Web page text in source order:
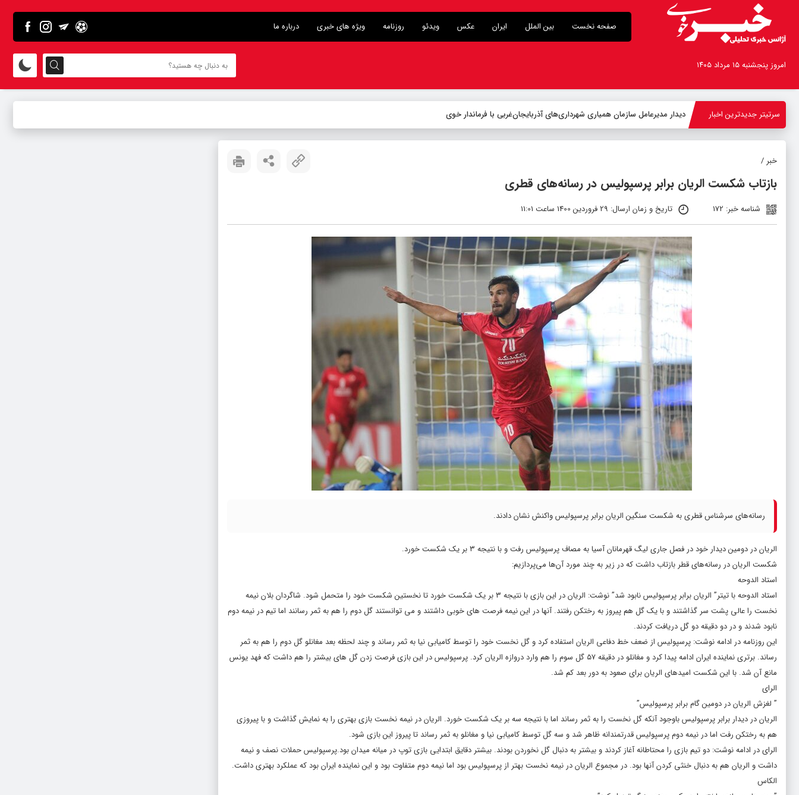
صفحه نخست بین الملل ایران عکس ویدئو روزنامه ویژه های خبری درباره ما
امروز پنجشنبه ۱۵ مرداد ۱۴۰۵
سرتیتر جدیدترین اخبار -
خبر /
بازتاب شکست الریان برابر پرسپولیس در رسانه‌های قطری
شناسه خبر: 172 تاریخ و زمان ارسال: 29 فروردین 1400 ساعت 11:01
رسانه‌های سرشناس قطری به شکست سنگین الریان برابر پرسپولیس واکنش نشان دادند.
الریان در دومین دیدار خود در فصل جاری لیگ قهرمانان آسیا به مصاف پرسپولیس رفت و با نتیجه ۳ بر یک شکست خورد.
شکست الریان در رسانه‌های قطر بازتاب داشت که در زیر به چند مورد آن‌ها می‌پردازیم:
استاد الدوحه
استاد الدوحه با تیتر” الریان برابر پرسپولیس نابود شد” نوشت: الریان در این بازی با نتیجه ۳ بر یک شکست خورد تا نخستین شکست خود را متحمل شود. شاگردان بلان نیمه
نخست را عالی پشت سر گذاشتند و با یک گل هم پیروز به رختکن رفتند. آنها در این نیمه فرصت های خوبی داشتند و می توانستند گل دوم را هم به ثمر رسانند اما تیم در نیمه دوم
نابود شدند و در دو دقیقه دو گل دریافت کردند.
این روزنامه در ادامه نوشت: پرسپولیس از ضعف خط دفاعی الریان استفاده کرد و گل نخست خود را توسط کامیابی نیا به ثمر رساند و چند لحظه بعد مغانلو گل دوم را هم به ثمر
رساند. برتری نماینده ایران ادامه پیدا کرد و مغانلو در دقیقه ۵۷ گل سوم را هم وارد دروازه الریان کرد. پرسپولیس در این بازی فرصت زدن گل های بیشتر را هم داشت که فهد یونس
مانع آن شد. با این شکست امیدهای الریان برای صعود به دور بعد کم شد.
الرای
” لغزش الریان در دومین گام برابر پرسپولیس”
الریان در دیدار برابر پرسپولیس باوجود آنکه گل نخست را به ثمر رساند اما با نتیجه سه بر یک شکست خورد. الریان در نیمه نخست بازی بهتری را به نمایش گذاشت و با پیروزی
هم به رختکن رفت اما در نیمه دوم پرسپولیس قدرتمندانه ظاهر شد و سه گل توسط کامیابی نیا و مغانلو به ثمر رساند تا پیروز این بازی شود.
الرای در ادامه نوشت: دو تیم بازی را محتاطانه آغاز کردند و بیشتر به دنبال گل نخوردن بودند. بیشتر دقایق ابتدایی بازی توپ در میانه میدان بود.پرسپولیس حملات نصف و نیمه
داشت و الریان هم به دنبال خنثی کردن آنها بود. در مجموع الریان در نیمه نخست بهتر از پرسپولیس بود اما نیمه دوم متفاوت بود و این نماینده ایران بود که عملکرد بهتری داشت.
الکاس